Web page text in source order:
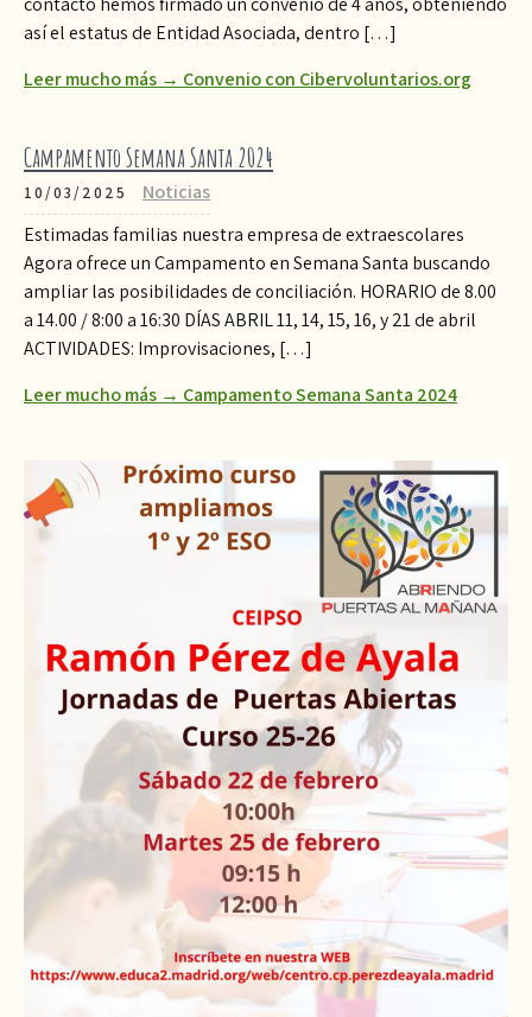
así el estatus de Entidad Asociada, dentro […]
Leer mucho más → Convenio con Cibervoluntarios.org
Campamento Semana Santa 2024
10/03/2025
Noticias
Estimadas familias nuestra empresa de extraescolares
Agora ofrece un Campamento en Semana Santa buscando
ampliar las posibilidades de conciliación. HORARIO de 8.00
a 14.00 / 8:00 a 16:30 DÍAS ABRIL 11, 14, 15, 16, y 21 de abril
ACTIVIDADES: Improvisaciones, […]
Leer mucho más → Campamento Semana Santa 2024